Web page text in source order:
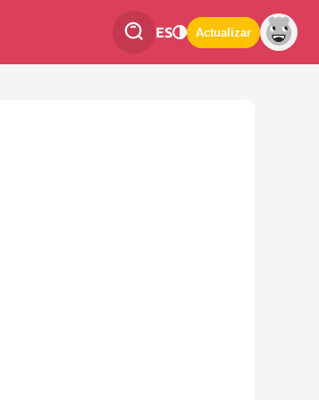
ES Actualizar